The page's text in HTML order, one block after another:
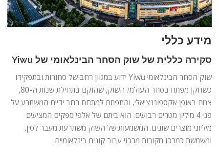
מידע כללי
סקירה כללית של שוק הסחר הבינלאומי של Yiwu
שוק הסחר הבינלאומי Yiwu ידוע במגוון רחב של סחורות ובתפקידו
כשחקן מפתח בסחר העולמי. השוק, שהוקם בתחילת שנות ה-80,
צמח באופן אקספוננציאלי, והתפתח למתחם רחב ידיים המשתרע על
פני 4 מיליון מטרים רבועים. הוא ביתם של אלפי ספקים המציעים
מיליוני מוצרים שונים. המשמעות של השוק משתרעת מעבר לסין,
ומשמשת כמרכז מקורות מרכזי עבור קונים בינלאומיים.